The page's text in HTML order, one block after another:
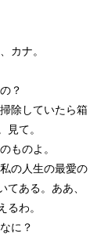
カナ。
？
除していたら箱
見て。
ものよ。
の人生の最愛の
てある。ああ、
るわ。
に？